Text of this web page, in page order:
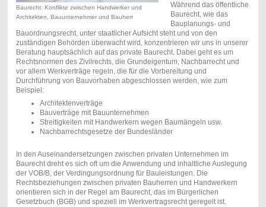
Baurecht: Konflikte zwischen Handwerker und
Architekten, Bauunternehmer und Bauherr
Während das öffentliche
Baurecht, wie das
Bauplanungs- und
Bauordnungsrecht, unter staatlicher Aufsicht steht und von den
zuständigen Behörden überwacht wird, konzentrieren wir uns in unserer
Beratung hauptsächlich auf das private Baurecht. Dabei geht es um
Rechtsnormen des Zivilrechts, die Grundeigentum, Nachbarrecht und
vor allem Werkverträge regeln, die für die Vorbereitung und
Durchführung von Bauvorhaben abgeschlossen werden, wie zum
Beispiel:
Architektenverträge
Bauverträge mit Bauunternehmen
Streitigkeiten mit Handwerkern wegen Baumängeln usw.
Nachbarrechtsgesetze der Bundesländer
In den Auseinandersetzungen zwischen privaten Unternehmen im
Baurecht dreht es sich oft um die Anwendung und inhaltliche Auslegung
der VOB/B, der Verdingungsordnung für Bauleistungen. Die
Rechtsbeziehungen zwischen privaten Bauherren und Handwerkern
orientieren sich in der Regel am Baurecht, das im Bürgerlichen
Gesetzbuch (BGB) und speziell im Werkvertragsrecht geregelt ist.